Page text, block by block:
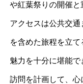
や紅葉祭りの開催と
アクセスは公共交
を含めた旅程を立
魅力を十分に堪能
訪問を計画して、心